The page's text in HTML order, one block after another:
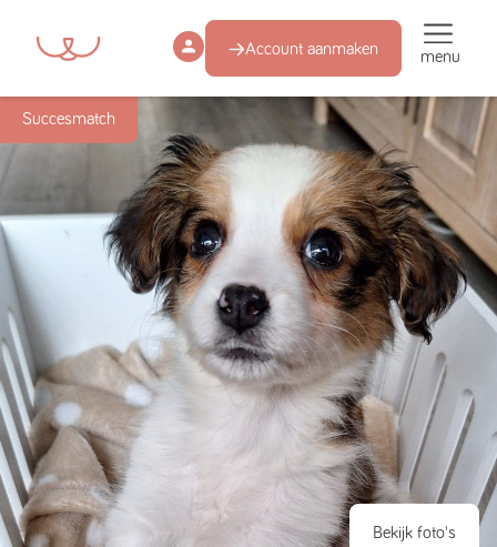
Account aanmaken menu
Succesmatch
Bekijk foto's